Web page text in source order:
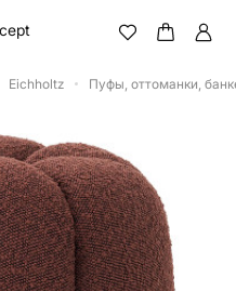
Eichholtz Пуфы, оттоманки,